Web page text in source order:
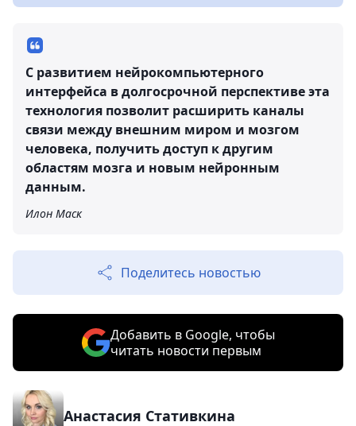
С развитием нейрокомпьютерного
интерфейса в долгосрочной перспективе эта
технология позволит расширить каналы
связи между внешним миром и мозгом
человека, получить доступ к другим
областям мозга и новым нейронным
данным.
Илон Маск
Поделитесь новостью
Добавить в Google, чтобы
читать новости первым
Анастасия Стативкина